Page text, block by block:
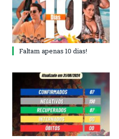
Faltam apenas 10 dias!